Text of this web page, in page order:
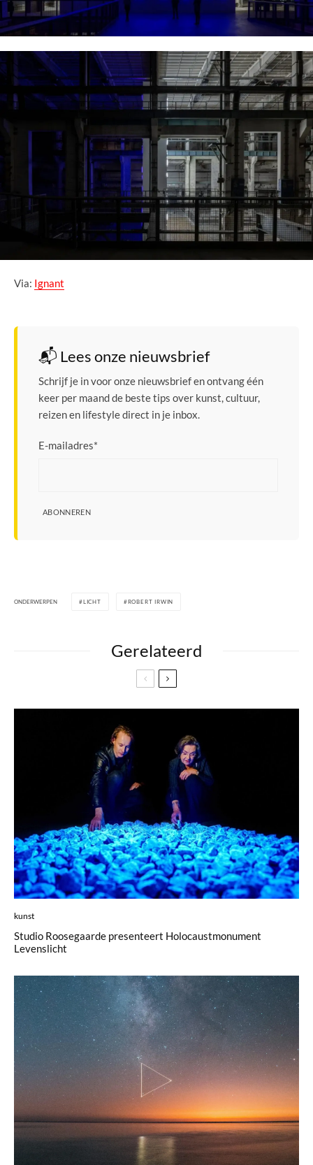
Via: Ignant
📬 Lees onze nieuwsbrief
Schrijf je in voor onze nieuwsbrief en ontvang één
keer per maand de beste tips over kunst, cultuur,
reizen en lifestyle direct in je inbox.
E-mailadres*
ABONNEREN
ONDERWERPEN LICHT ROBERT IRWIN
Gerelateerd
kunst
Studio Roosegaarde presenteert Holocaustmonument
Levenslicht